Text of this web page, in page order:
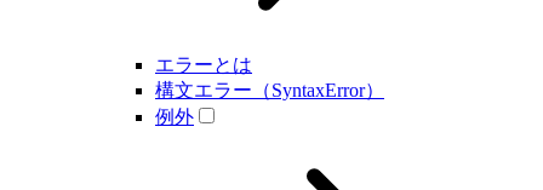
エラーとは
構文エラー（SyntaxError）
例外